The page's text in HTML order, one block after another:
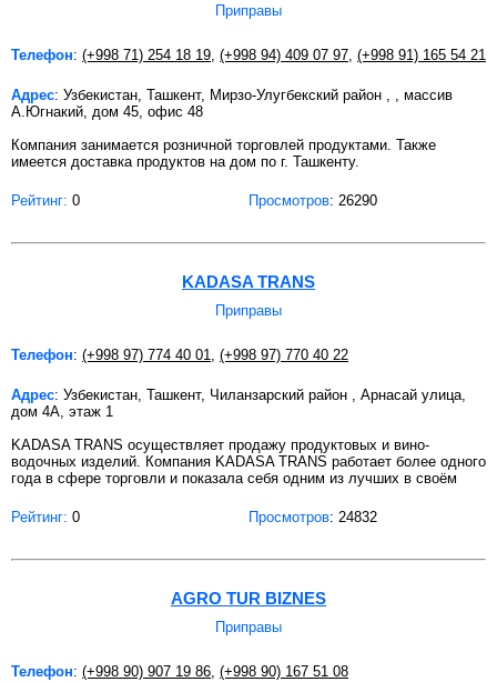
Приправы
Телефон: (+998 71) 254 18 19 (+998 94) 409 07 97 (+998 91) 165 54 21
Адрес: Узбекистан, Ташкент, Мирзо-Улугбекский район , , массив
А.Югнакий, дом 45, офис 48
Компания занимается розничной торговлей продуктами. Также
имеется доставка продуктов на дом по г. Ташкенту.
Рейтинг: 0 Просмотров: 26290
KADASA TRANS
Приправы
Телефон: (+998 97) 774 40 01 (+998 97) 770 40 22
Адрес: Узбекистан, Ташкент, Чиланзарский район , Арнасай улица,
дом 4A, этаж 1
KADASA TRANS осуществляет продажу продуктовых и вино-
водочных изделий. Компания KADASA TRANS работает более одного
года в сфере торговли и показала себя одним из лучших в своём
Рейтинг: 0 Просмотров: 24832
AGRO TUR BIZNES
Приправы
Телефон: (+998 90) 907 19 86 (+998 90) 167 51 08